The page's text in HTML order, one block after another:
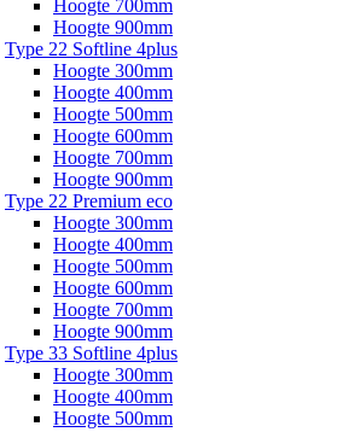
Hoogte 700mm
Hoogte 900mm
Type 22 Softline 4plus
Hoogte 300mm
Hoogte 400mm
Hoogte 500mm
Hoogte 600mm
Hoogte 700mm
Hoogte 900mm
Type 22 Premium eco
Hoogte 300mm
Hoogte 400mm
Hoogte 500mm
Hoogte 600mm
Hoogte 700mm
Hoogte 900mm
Type 33 Softline 4plus
Hoogte 300mm
Hoogte 400mm
Hoogte 500mm